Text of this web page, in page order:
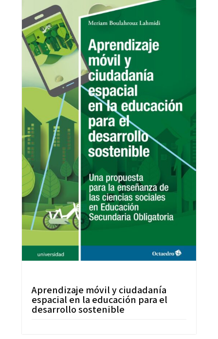
Aprendizaje móvil y ciudadanía
espacial en la educación para el
desarrollo sostenible